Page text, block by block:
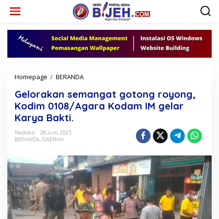
Homepage / BERANDA
l
o
r
s
e
m
a
n
g
a
Gelorakan semangat gotong royong,
Kodim 0108/Agara Kodam IM gelar
Karya Bakti.
Redaksi
28 Juni 2025
BERANDA, DAERAH